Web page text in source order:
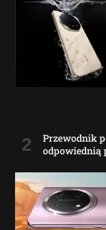
Przewodnik
odpowiednią